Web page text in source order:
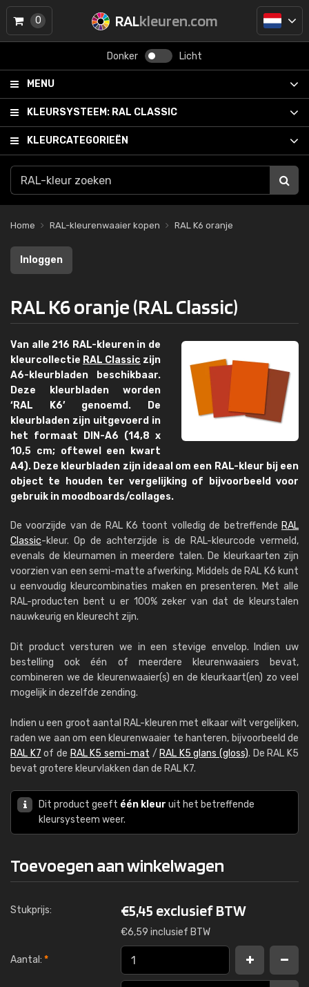
RALkleuren.com
Donker Licht
MENU
KLEURSYSTEEM: RAL CLASSIC
KLEURCATEGORIEËN
0
Home RAL-kleurenwaaier kopen RAL K6 oranje
Inloggen
RAL K6 oranje (RAL Classic)
Van alle 216 RAL-kleuren in de
kleurcollectie RAL Classic zijn
A6-kleurbladen beschikbaar.
Deze kleurbladen worden
‘RAL K6’ genoemd. De
kleurbladen zijn uitgevoerd in
het formaat DIN-A6 (14,8 x
10,5 cm; oftewel een kwart
A4). Deze kleurbladen zijn ideaal om een RAL-kleur bij een
object te houden ter vergelijking of bijvoorbeeld voor
gebruik in moodboards/collages.
De voorzijde van de RAL K6 toont volledig de betreffende RAL
Classic-kleur. Op de achterzijde is de RAL-kleurcode vermeld,
evenals de kleurnamen in meerdere talen. De kleurkaarten zijn
voorzien van een semi-matte afwerking. Middels de RAL K6 kunt
u eenvoudig kleurcombinaties maken en presenteren. Met alle
RAL-producten bent u er 100% zeker van dat de kleurstalen
nauwkeurig en kleurecht zijn.
Dit product versturen we in een stevige envelop. Indien uw
bestelling ook één of meerdere kleurenwaaiers bevat,
combineren we de kleurenwaaier(s) en de kleurkaart(en) zo veel
mogelijk in dezelfde zending.
Indien u een groot aantal RAL-kleuren met elkaar wilt vergelijken,
raden we aan om een kleurenwaaier te hanteren, bijvoorbeeld de
RAL K7 of de RAL K5 semi-mat / RAL K5 glans (gloss). De RAL K5
bevat grotere kleurvlakken dan de RAL K7.
Dit product geeft één kleur uit het betreffende
kleursysteem weer.
Toevoegen aan winkelwagen
Stukprijs: €5,45 exclusief BTW
€6,59 inclusief BTW
Aantal: *